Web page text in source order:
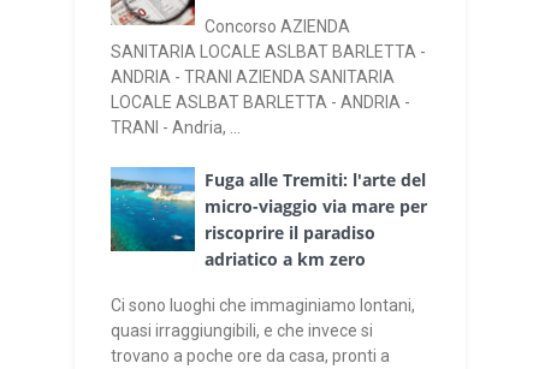
Concorso AZIENDA
SANITARIA LOCALE ASLBAT BARLETTA -
ANDRIA - TRANI AZIENDA SANITARIA
LOCALE ASLBAT BARLETTA - ANDRIA -
TRANI - Andria, ...
Fuga alle Tremiti: l'arte del
micro-viaggio via mare per
riscoprire il paradiso
adriatico a km zero
Ci sono luoghi che immaginiamo lontani,
quasi irraggiungibili, e che invece si
trovano a poche ore da casa, pronti a